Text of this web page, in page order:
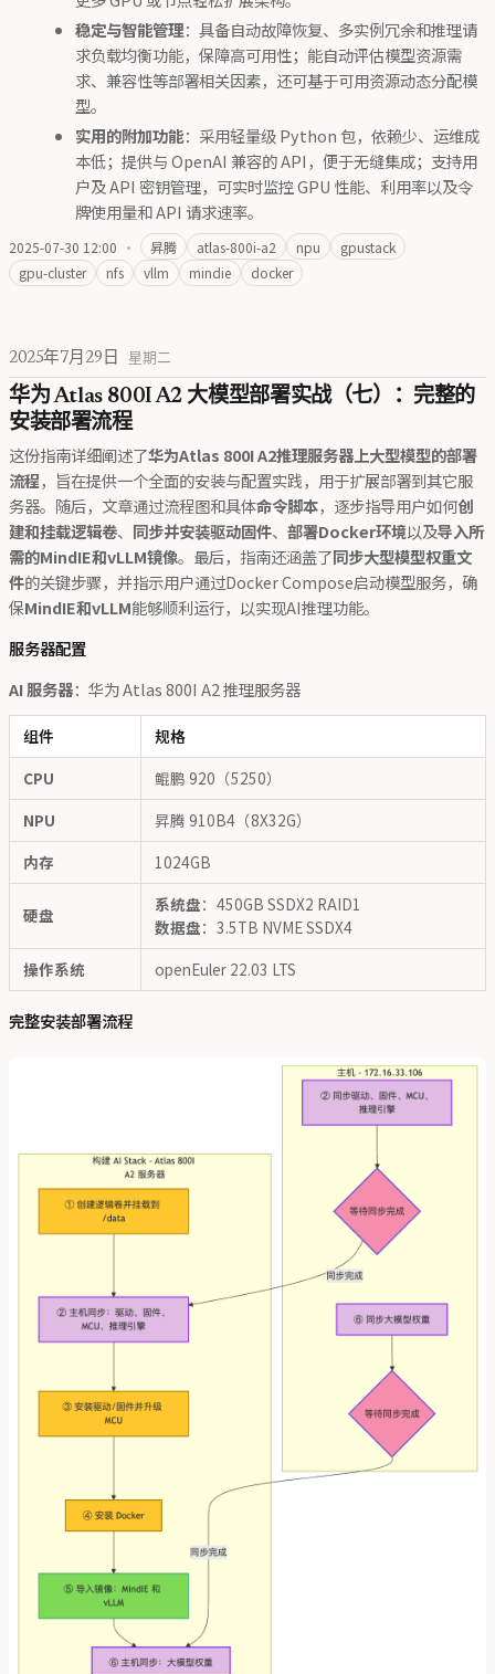
稳定与智能管理：具备自动故障恢复、多实例冗余和推理请
求负载均衡功能，保障高可用性；能自动评估模型资源需
求、兼容性等部署相关因素，还可基于可用资源动态分配模
型。
实用的附加功能：采用轻量级 Python 包，依赖少、运维成
本低；提供与 OpenAI 兼容的 API，便于无缝集成；支持用
户及 API 密钥管理，可实时监控 GPU 性能、利用率以及令
牌使用量和 API 请求速率。
2025-07-30 12:00 · 昇腾 atlas-800i-a2 npu
gpustack
gpu-cluster
nfs vllm mindie docker
2025年7月29日 星期二
华为 Atlas 800I A2 大模型部署实战（七）：完整的
安装部署流程
这份指南详细阐述了华为Atlas 800I A2推理服务器上大型模型的部署
流程，旨在提供一个全面的安装与配置实践，用于扩展部署到其它服
务器。随后，文章通过流程图和具体命令脚本，逐步指导用户如何创
建和挂载逻辑卷、 同步并安装驱动固件、 部署Docker环境以及导入所
需的MindIE和vLLM镜像。最后，指南还涵盖了同步大型模型权重文
件的关键步骤，并指示用户通过Docker Compose启动模型服务，确
保MindIE和vLLM能够顺利运行，以实现AI推理功能。
服务器配置
AI 服务器：华为 Atlas 800I A2 推理服务器
组件
规格
CPU
鲲鹏 920（5250）
NPU
昇腾 910B4（8X32G）
内存
1024GB
硬盘 系统盘：450GB SSDX2 RAID1
数据盘：3.5TB NVME SSDX4
操作系统
openEuler 22.03 LTS
完整安装部署流程